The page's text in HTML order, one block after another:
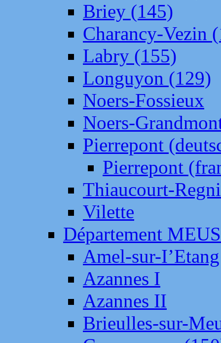
Briey (145)
Charancy-Vezin
Labry (155)
Longuyon (129)
Noers-Fossieux
Noers-
Pierrepont
Pierrepont
Thiaucourt-
Vilette
Département
Amel-sur-
Azannes I
Azannes II
Brieulles-sur-